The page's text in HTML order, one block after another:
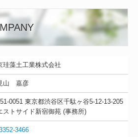
珪藻土工業株式会社
山 嘉彦
0051 東京都渋谷区千駄ヶ谷5-12-13-205
ストサイド新宿御苑 (事務所)
3466